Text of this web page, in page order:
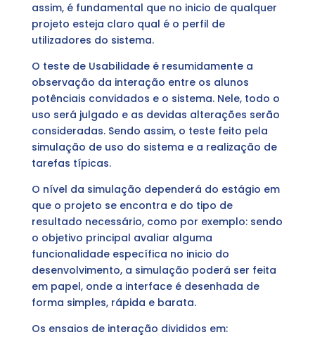
assim, é fundamental que no inicio de qualquer
projeto esteja claro qual é o perfil de
utilizadores do sistema.
O teste de Usabilidade é resumidamente a
observação da interação entre os alunos
potênciais convidados e o sistema. Nele, todo o
uso será julgado e as devidas alterações serão
consideradas. Sendo assim, o teste feito pela
simulação de uso do sistema e a realização de
tarefas típicas.
O nível da simulação dependerá do estágio em
que o projeto se encontra e do tipo de
resultado necessário, como por exemplo: sendo
o objetivo principal avaliar alguma
funcionalidade específica no inicio do
desenvolvimento, a simulação poderá ser feita
em papel, onde a interface é desenhada de
forma simples, rápida e barata.
Os ensaios de interação divididos em: